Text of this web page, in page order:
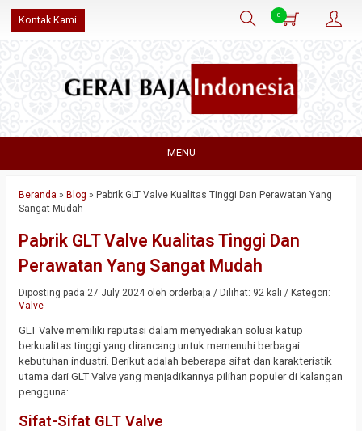
Kontak Kami 0
MENU
Beranda » Blog » Pabrik GLT Valve Kualitas Tinggi Dan Perawatan Yang
Sangat Mudah
Pabrik GLT Valve Kualitas Tinggi Dan
Perawatan Yang Sangat Mudah
Diposting pada 27 July 2024 oleh orderbaja / Dilihat: 92 kali / Kategori:
Valve
GLT Valve memiliki reputasi dalam menyediakan solusi katup
berkualitas tinggi yang dirancang untuk memenuhi berbagai
kebutuhan industri. Berikut adalah beberapa sifat dan karakteristik
utama dari GLT Valve yang menjadikannya pilihan populer di kalangan
pengguna:
Sifat-Sifat GLT Valve